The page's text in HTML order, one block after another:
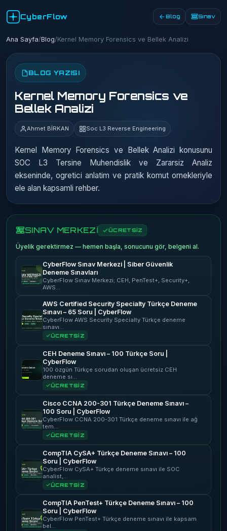
CyberFlow Blog Sınav
Ana Sayfa/Blog/Kernel Memory Forensics ve Bellek Analizi
BLOG YAZISI
Kernel Memory Forensics ve
Bellek Analizi
Ahmet BİRKAN Soc L3 Reverse Engineering
Kernel Memory Forensics ve Bellek Analizi konusunu
SOC L3 Tersine Muhendislik ve Zararsiz Analiz
ekseninde, ogretici anlatim ve pratik komut ornekleriyle
ele alan kapsamli rehber.
SINAV MERKEZİ ÜCRETSİZ
Üyelik gerektirmez — hemen başla, sonucunu gör, belgeni al.
CyberFlow Sınav Merkezi | Siber Güvenlik
Deneme Sınavları
CyberFlow Sınav Merkezi; CEH, PenTest+, Security+,
AWS…
AWS Certified Security Specialty Türkçe Deneme
Sınavı – 65 Soru | CyberFlow
CyberFlow AWS Security Specialty Türkçe deneme
sınavı…
ÜCRETSİZ
CEH Deneme Sınavı – 100 Türkçe Soru |
CyberFlow
100 özgün Türkçe sorudan oluşan ücretsiz CEH
deneme sı…
ÜCRETSİZ
Cisco CCNA 200-301 Türkçe Deneme Sınavı –
100 Soru | CyberFlow
CyberFlow CCNA 200-301 Türkçe deneme sınavı ile ağ
tem…
ÜCRETSİZ
CompTIA CySA+ Türkçe Deneme Sınavı – 100
Soru | CyberFlow
CyberFlow CySA+ Türkçe deneme sınavı ile SOC
analist,…
ÜCRETSİZ
CompTIA PenTest+ Türkçe Deneme Sınavı – 100
Soru | CyberFlow
CyberFlow PenTest+ Türkçe deneme sınavı ile kapsam
bel…